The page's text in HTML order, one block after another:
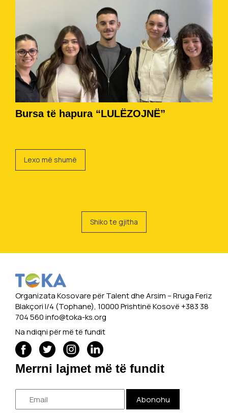
Bursa të hapura “LULËZOJNË”
Lexo më shumë
Shiko te gjitha
Organizata Kosovare për Talent dhe Arsim -- Rruga Feriz
Blakçori I/4 (Tophane), 10000 Prishtinë Kosovë +383 38
704 560info@toka-ks.org
Na ndiqni për më të fundit
Merrni lajmet më të fundit
Abonohu